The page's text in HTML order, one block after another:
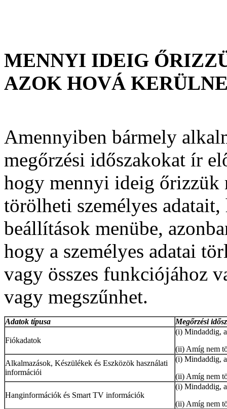
MENNYI IDEIG
AZOK HOVÁ
Amennyiben bármely
megőrzési időszakokat ír
hogy mennyi ideig őrizzük
törölheti személyes
beállítások menübe,
hogy a személyes adatai
vagy összes funkciójához
vagy megszűnhet.
Adatok típusa Megőrzési
Fiókadatok
(i) Mindaddig,
(ii) Amíg nem
Alkalmazások, Készülékek és Eszközök használati
információi
(i) Mindaddig,
(ii) Amíg nem
Hanginformációk és Smart TV információk
(i) Mindaddig,
(ii) Amíg nem